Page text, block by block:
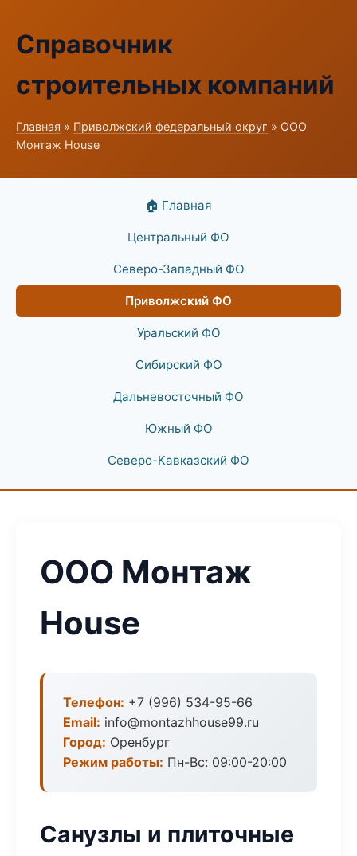
Справочник
строительных компаний
Главная » Приволжский федеральный округ » ООО
Монтаж House
🏠 Главная
Центральный ФО
Северо-Западный ФО
Приволжский ФО
Уральский ФО
Сибирский ФО
Дальневосточный ФО
Южный ФО
Северо-Кавказский ФО
ООО Монтаж
House
Телефон: +7 (996) 534-95-66
Email: info@montazhhouse99.ru
Город: Оренбург
Режим работы: Пн-Вс: 09:00-20:00
Санузлы и плиточные